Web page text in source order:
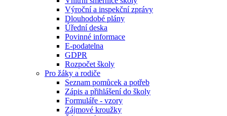
Výroční a inspekční zprávy
Dlouhodobé plány
Úřední deska
Povinné informace
E-podatelna
GDPR
Rozpočet školy
Pro žáky a rodiče
Seznam pomůcek a potřeb
Zápis a přihlášení do školy
Formuláře - vzory
Zájmové kroužky